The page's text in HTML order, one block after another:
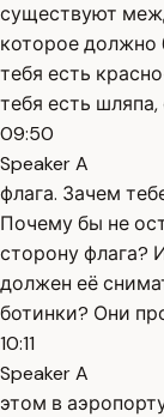
существуют
которое
тебя есть
тебя есть
09:50
Speaker A
флага. Зачем
Почему бы не
сторону флага?
должен её
ботинки? Они
10:11
Speaker A
этом в